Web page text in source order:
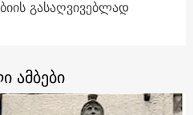
გასაღვივებლად
ამბები